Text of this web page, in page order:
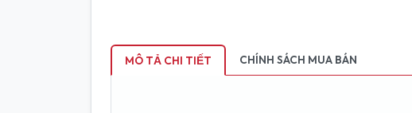
MÔ TẢ CHI TIẾT CHÍNH SÁCH MUA BÁN